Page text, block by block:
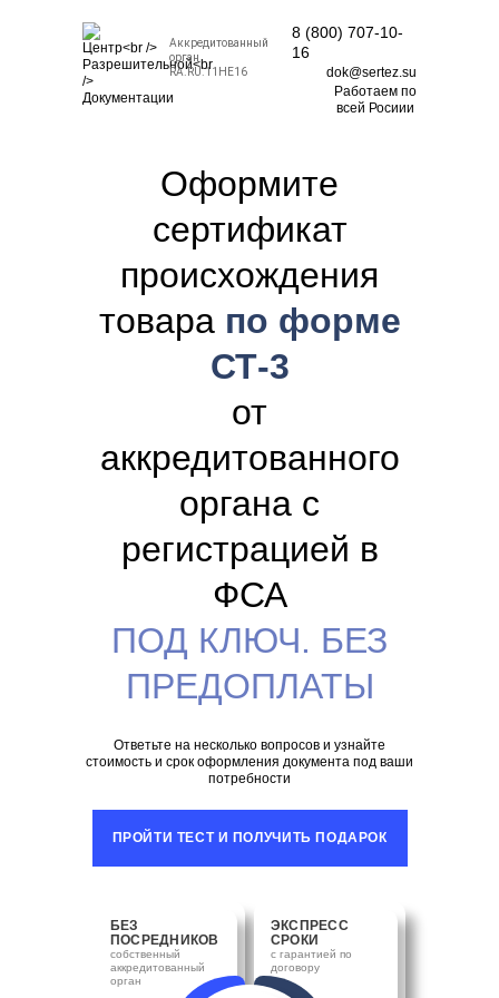
Аккредитованный
орган
RA.RU.11НЕ16
8 (800) 707-10-
16
dok@sertez.su
Работаем по
всей Росиии
Оформите
сертификат
происхождения
товара по форме
СТ-3
от
аккредитованного
органа с
регистрацией в
ФСА
ПОД КЛЮЧ. БЕЗ
ПРЕДОПЛАТЫ
Ответьте на несколько вопросов и узнайте
стоимость и срок оформления документа под ваши
потребности
ПРОЙТИ ТЕСТ И ПОЛУЧИТЬ ПОДАРОК
БЕЗ
ПОСРЕДНИКОВ
собственный
аккредитованный
орган
ЭКСПРЕСС
СРОКИ
с гарантией по
договору